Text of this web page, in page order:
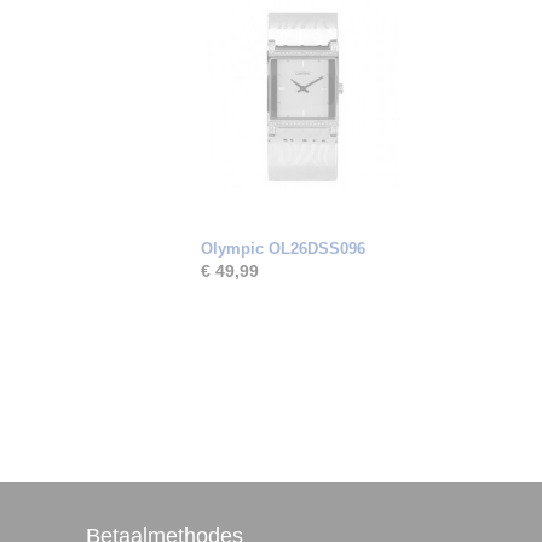
Olympic OL26DSS096
€ 49,99
Betaalmethodes